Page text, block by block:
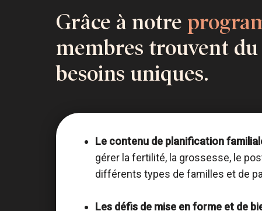
Grâce à notre
membres trouvent
besoins uniques.
Le contenu de planification
gérer la fertilité, la grossesse, le
différents types de familles et de
Les défis de mise en forme et de